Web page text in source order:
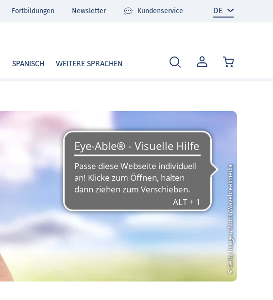
MEIN
KONTO
SPANISCH WEITERE SPRACHEN
Fortbildungen Newsletter Kundenservice
© Getty Images/iStock/Wavebreakmedia